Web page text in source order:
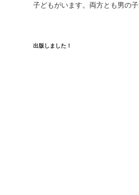
子どもがいます。両方とも男の子
出版しました！